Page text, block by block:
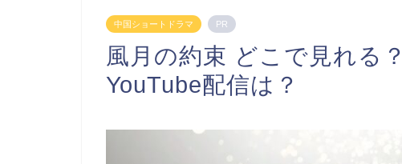
中国ショートドラマ PR
風月の約束 どこで見れる
YouTube配信は？